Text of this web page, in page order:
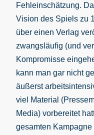
Fehleinschätzung.
Vision des Spiels zu
über einen Verlag
zwangsläufig (und
Kompromisse
kann man gar nicht
äußerst
viel Material
Media) vorbereitet
gesamten